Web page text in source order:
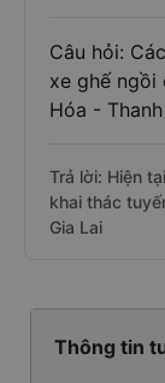
Câu hỏi:
xe ghế ngồi
Hóa -
Trả lời: Hiện
khai thác
Gia Lai
Thông tin